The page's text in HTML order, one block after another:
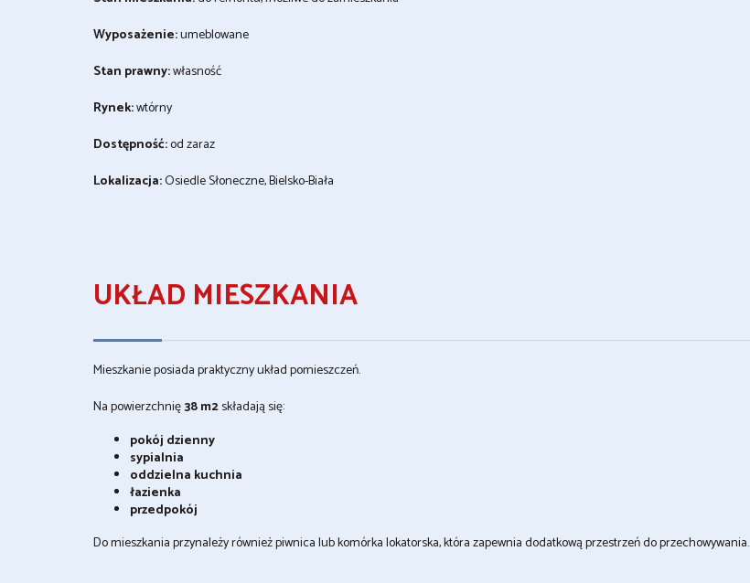
Wyposażenie:umeblowane
Stan prawny:własność
Rynek:wtórny
Dostępność:od zaraz
Lokalizacja:Osiedle Słoneczne, Bielsko-Biała
UKŁAD MIESZKANIA
Mieszkanie posiada praktyczny układ pomieszczeń.
Na powierzchnię38 m2składają się:
pokój dzienny
sypialnia
oddzielna kuchnia
łazienka
przedpokój
Do mieszkania przynależy również piwnica lub komórka lokatorska, która zapewnia dodatkową przestrzeń do przechowywania.